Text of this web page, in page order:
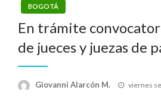
BOGOTÁ
En trámite
de jueces y juezas de
Giovanni Alarcón M.
Publicado
viernes